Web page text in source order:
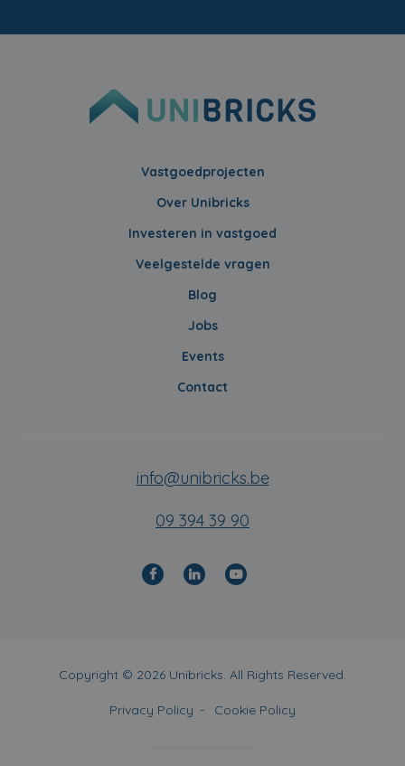
Vastgoedprojecten
Over Unibricks
Investeren in vastgoed
Veelgestelde vragen
Blog
Jobs
Events
Contact
info@unibricks.be
09 394 39 90
Copyright © 2026 Unibricks. All Rights Reserved.
Privacy Policy Cookie Policy